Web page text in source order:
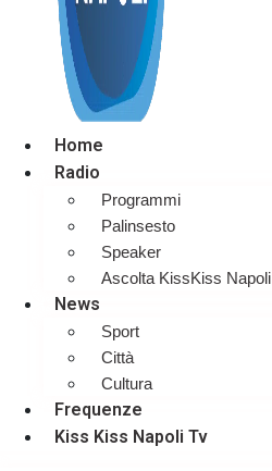
Home
Radio
Programmi
Palinsesto
Speaker
Ascolta KissKiss Napoli
News
Sport
Città
Cultura
Frequenze
Kiss Kiss Napoli Tv